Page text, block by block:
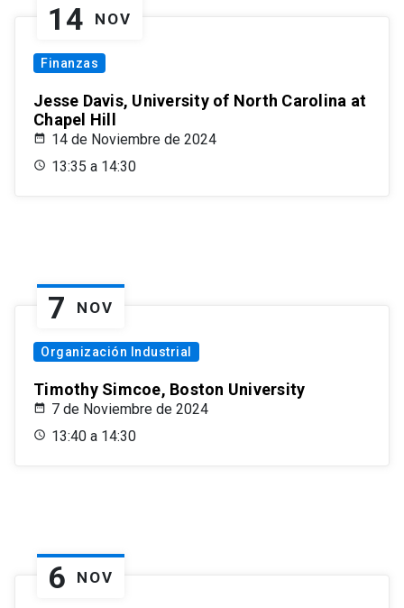
14 NOV
Finanzas
Jesse Davis, University of North Carolina at
Chapel Hill
14 de Noviembre de 2024
13:35 a 14:30
7 NOV
Organización Industrial
Timothy Simcoe, Boston University
7 de Noviembre de 2024
13:40 a 14:30
6 NOV